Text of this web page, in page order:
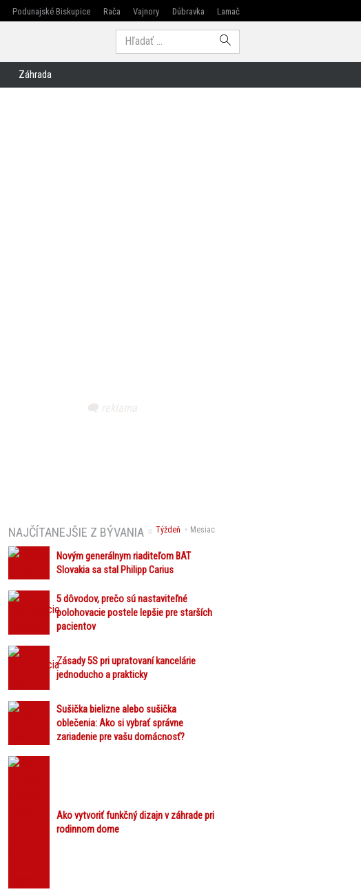
Podunajské Biskupice Rača Vajnory Dúbravka
Lamač
Hľadať:
Záhrada
Týždeň Mesiac
NAJČÍTANEJŠIE Z BÝVANIA
Novým generálnym riaditeľom BAT
Slovakia sa stal Philipp Carius
5 dôvodov, prečo sú nastaviteľné
polohovacie postele lepšie pre starších
pacientov
Zásady 5S pri upratovaní kancelárie
jednoducho a prakticky
Sušička bielizne alebo sušička
oblečenia: Ako si vybrať správne
zariadenie pre vašu domácnosť?
Ako vytvoriť funkčný dizajn v záhrade pri
rodinnom dome